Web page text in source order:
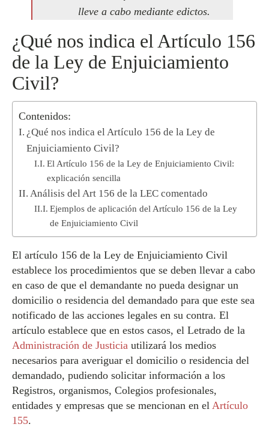
lleve a cabo mediante edictos.
¿Qué nos indica el Artículo 156
de la Ley de Enjuiciamiento
Civil?
Contenidos:
¿Qué nos indica el Artículo 156 de la Ley de
Enjuiciamiento Civil?
El Artículo 156 de la Ley de Enjuiciamiento Civil:
explicación sencilla
Análisis del Art 156 de la LEC comentado
Ejemplos de aplicación del Artículo 156 de la Ley
de Enjuiciamiento Civil
El artículo 156 de la Ley de Enjuiciamiento Civil
establece los procedimientos que se deben llevar a cabo
en caso de que el demandante no pueda designar un
domicilio o residencia del demandado para que este sea
notificado de las acciones legales en su contra. El
artículo establece que en estos casos, el Letrado de la
Administración de Justicia utilizará los medios
necesarios para averiguar el domicilio o residencia del
demandado, pudiendo solicitar información a los
Registros, organismos, Colegios profesionales,
entidades y empresas que se mencionan en el Artículo
155.